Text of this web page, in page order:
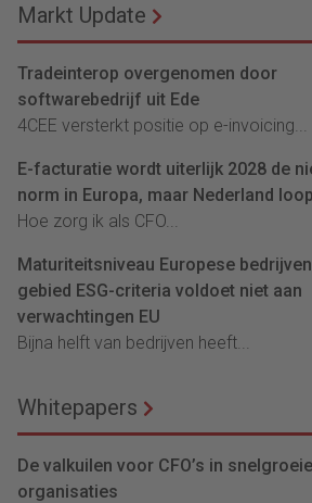
Markt Update
Tradeinterop overgenomen door
softwarebedrijf uit Ede
4CEE versterkt positie op e-invoicing...
E-facturatie wordt uiterlijk 2028 de
norm in Europa, maar Nederland
Hoe zorg ik als CFO...
Maturiteitsniveau Europese
gebied ESG-criteria voldoet niet aan
verwachtingen EU
Bijna helft van bedrijven heeft...
Whitepapers
De valkuilen voor CFO’s in
organisaties